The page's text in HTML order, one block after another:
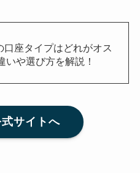
口座タイプはどれがオス
いや選び方を解説！
サイトへ